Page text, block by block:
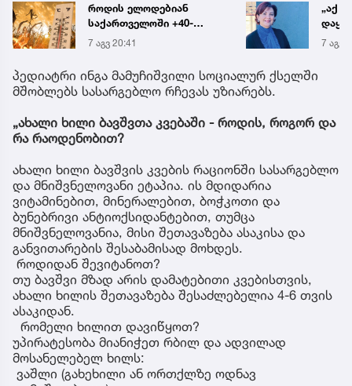
როდის ელოდებიან
საქართველოში +40-
გრადუსიან სიცხეს
7 აგვ 20:41
„აქ
7 აგვ
პედიატრი ინგა მამუჩიშვილი სოციალურ ქსელში
მშობლებს სასარგებლო რჩევას უზიარებს.
„ახალი ხილი ბავშვთა კვებაში - როდის, როგორ და
რა რაოდენობით?
ახალი ხილი ბავშვის კვების რაციონში სასარგებლო
და მნიშვნელოვანი ეტაპია. ის მდიდარია
ვიტამინებით, მინერალებით, ბოჭკოთი და
ბუნებრივი ანტიოქსიდანტებით, თუმცა
მნიშვნელოვანია, მისი შეთავაზება ასაკისა და
განვითარების შესაბამისად მოხდეს.
როდიდან შევიტანოთ?
თუ ბავშვი მზად არის დამატებითი კვებისთვის,
ახალი ხილის შეთავაზება შესაძლებელია 4-6 თვის
ასაკიდან.
რომელი ხილით დავიწყოთ?
უპირატესობა მიანიჭეთ რბილ და ადვილად
მოსანელებელ ხილს:
ვაშლი (გახეხილი ან ორთქლზე ოდნავ